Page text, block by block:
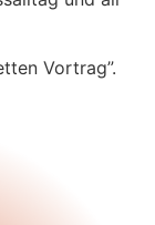
Vortrag”.